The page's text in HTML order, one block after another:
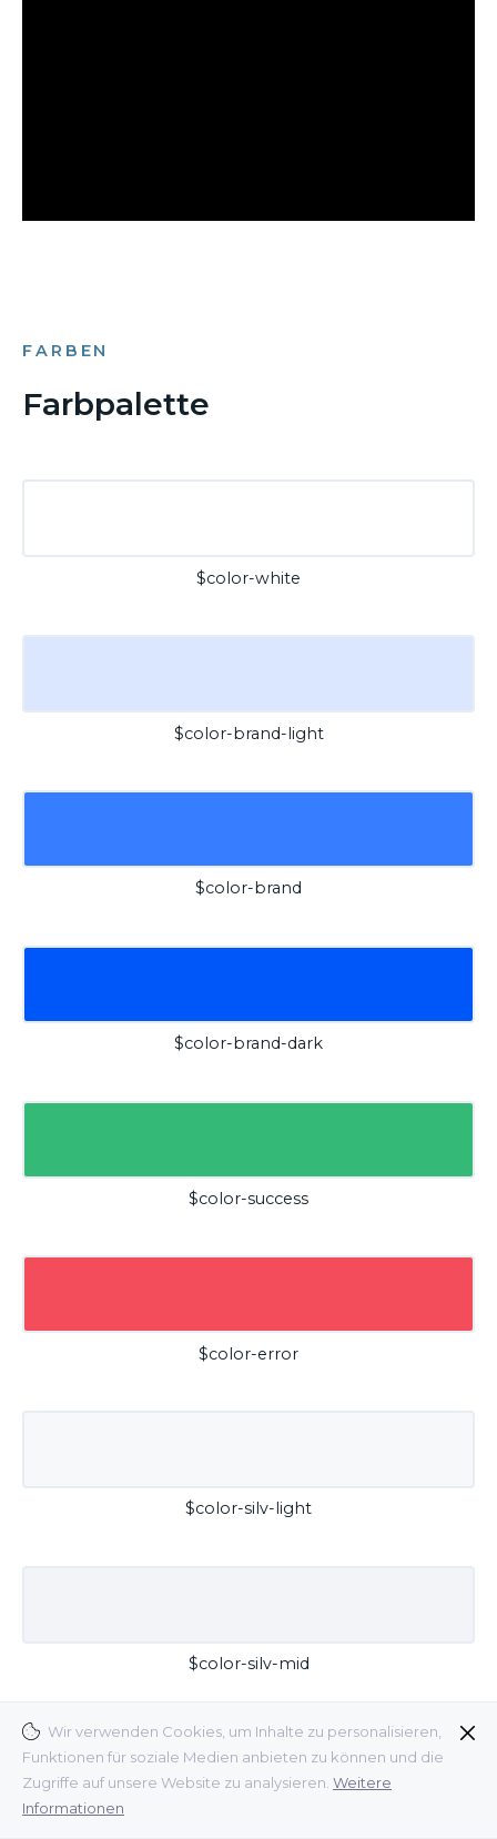
Wir verwenden Cookies, um Inhalte zu personalisieren,
Funktionen für soziale Medien anbieten zu können und die
Zugriffe auf unsere Website zu analysieren. Weitere
Informationen
FARBEN
Farbpalette
$color-white
$color-brand-light
$color-brand
$color-brand-dark
$color-success
$color-error
$color-silv-light
$color-silv-mid